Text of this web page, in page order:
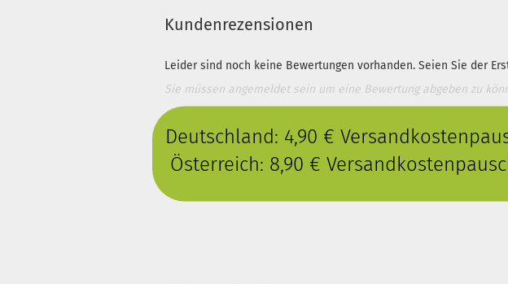
Kundenrezensionen
Leider sind noch keine Bewertungen vorhanden. Seien Sie der
Sie müssen angemeldet sein um eine Bewertung abgeben zu
Deutschland: 4,90 €
Österreich: 8,90 €